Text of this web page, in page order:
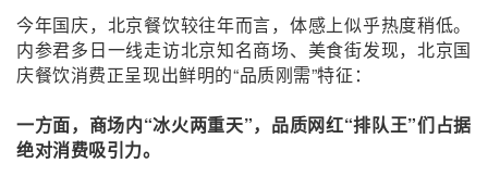
今年国庆，北京餐饮较往年而言，体感上似乎热度稍低。
内参君多日一线走访北京知名商场、美食街发现，北京国
庆餐饮消费正呈现出鲜明的“品质刚需”特征：
一方面，商场内“冰火两重天”，品质网红“排队王”们占据
绝对消费吸引力。